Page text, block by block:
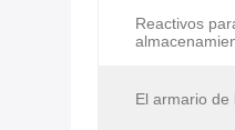
Reactivos
El armario de